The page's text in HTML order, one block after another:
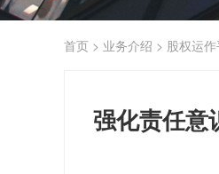
首页 > 业务介绍 > 股权运
强化责任意